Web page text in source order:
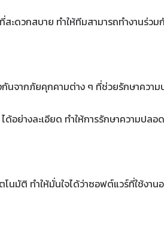
ะดวกสบาย ทำให้ทีมสามารถทำงานร่ว
กันจากภัยคุกคามต่าง ๆ ที่ช่วยรักษาควา
อย่างละเอียด ทำให้การรักษาความป
นมัติ ทำให้มั่นใจได้ว่าซอฟต์แวร์ที่ใช้งา